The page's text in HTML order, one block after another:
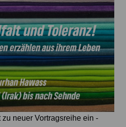
neuer Vortragsreihe ein -